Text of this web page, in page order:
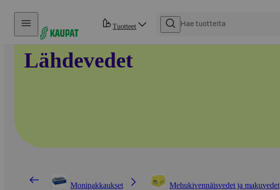
Hyppää sisältöön
Tuotteet
Lähdevedet
Monipakkaukset Mehukivennäisvedet ja makuvedet